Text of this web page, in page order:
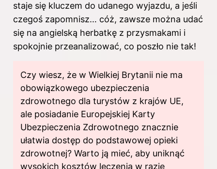
staje się kluczem do udanego wyjazdu, a jeśli
czegoś zapomnisz… cóż, zawsze można udać
się na angielską herbatkę z przysmakami i
spokojnie przeanalizować, co poszło nie tak!
Czy wiesz, że w Wielkiej Brytanii nie ma
obowiązkowego ubezpieczenia
zdrowotnego dla turystów z krajów UE,
ale posiadanie Europejskiej Karty
Ubezpieczenia Zdrowotnego znacznie
ułatwia dostęp do podstawowej opieki
zdrowotnej? Warto ją mieć, aby uniknąć
wysokich kosztów leczenia w razie